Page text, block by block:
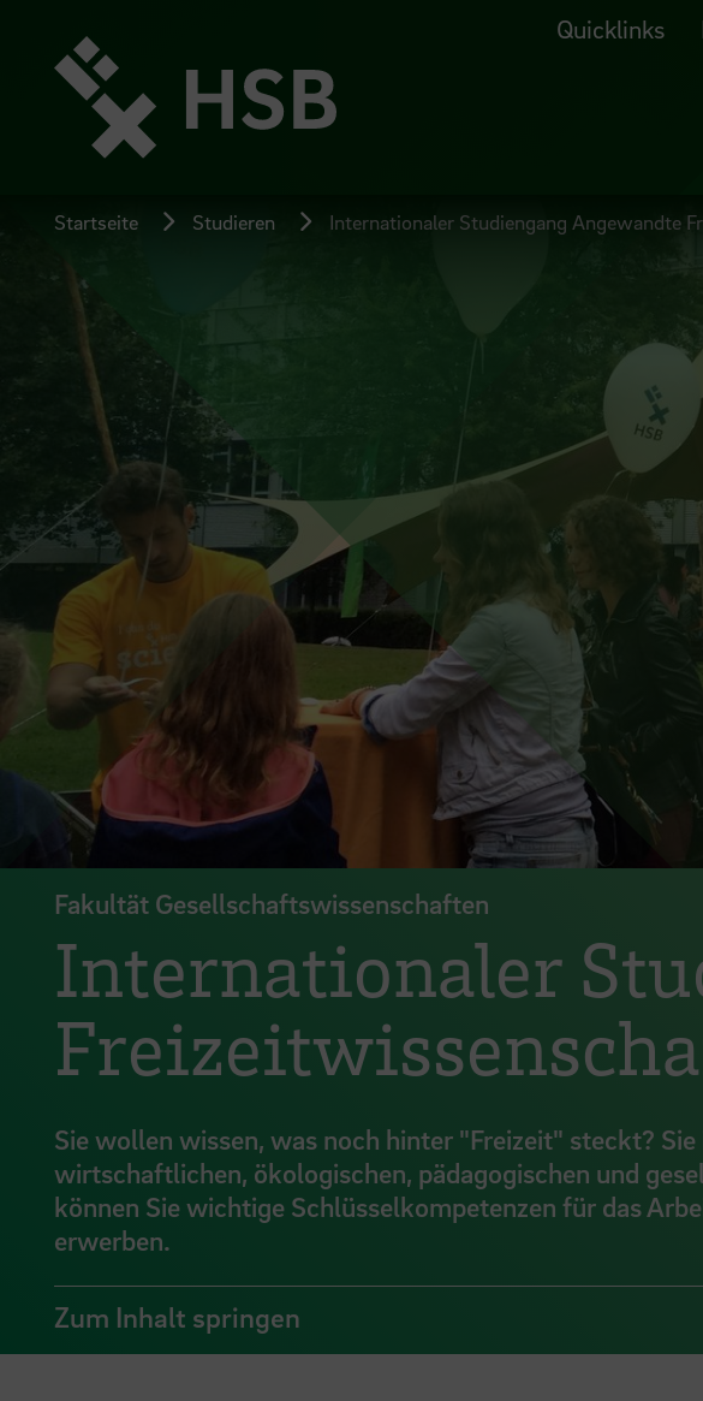
Seiteninhalt
springen
Quicklinks
Startseite Studieren Internationaler Studiengang Angewandte
Fakultät Gesellschaftswissenschaften
Internationaler
Sie wollen wissen, was noch hinter "Freizeit" steckt?
wirtschaftlichen, ökologischen, pädagogischen und
können Sie wichtige Schlüsselkompetenzen für das
erwerben.
Zum Inhalt springen